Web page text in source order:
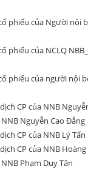
phiếu của Người nội
phiếu của NCLQ
phiếu của người nội
CP của NNB
Nguyễn Cao Đẳng
CP của NNB Lý Tấn
CP của NNB
Phạm Duy Tân